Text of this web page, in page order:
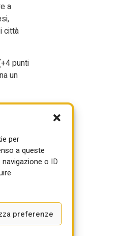
per
a queste
o ID
preferenze
a
città
punti
un